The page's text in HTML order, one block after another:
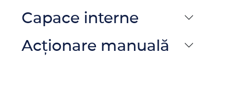
Capace interne
Acționare manuală